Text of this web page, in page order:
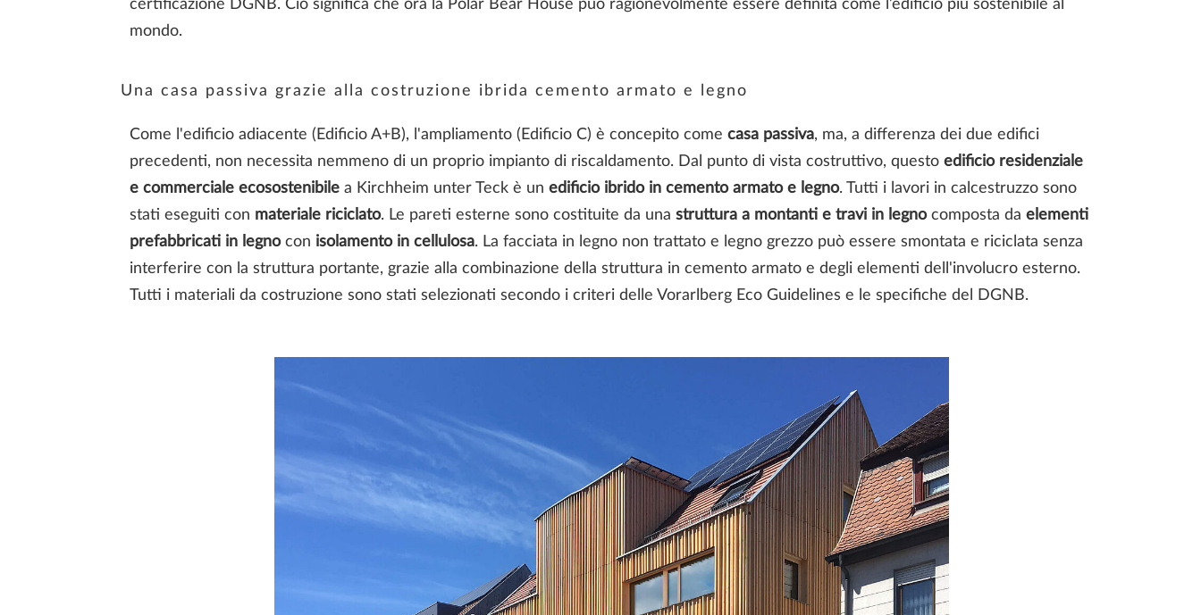
certificazione DGNB. Ciò significa che ora la Polar Bear House può ragionevolmente essere definita come l’edificio più sostenibile al
mondo.
Una casa passiva grazie alla costruzione ibrida cemento armato e legno
Come l'edificio adiacente (Edificio A+B), l'ampliamento (Edificio C) è concepito come casa passiva, ma, a differenza dei due edifici
precedenti, non necessita nemmeno di un proprio impianto di riscaldamento. Dal punto di vista costruttivo, questo edificio residenziale
e commerciale ecosostenibile a Kirchheim unter Teck è un edificio ibrido in cemento armato e legno. Tutti i lavori in calcestruzzo sono
stati eseguiti con materiale riciclato. Le pareti esterne sono costituite da una struttura a montanti e travi in ​​legnocomposta da elementi
prefabbricati in legnocon isolamento in cellulosa. La facciata in legno non trattato e legno grezzo può essere smontata e riciclata senza
interferire con la struttura portante, grazie alla combinazione della struttura in cemento armato e degli elementi dell'involucro esterno.
Tutti i materiali da costruzione sono stati selezionati secondo i criteri delle Vorarlberg Eco Guidelines e le specifiche del DGNB.